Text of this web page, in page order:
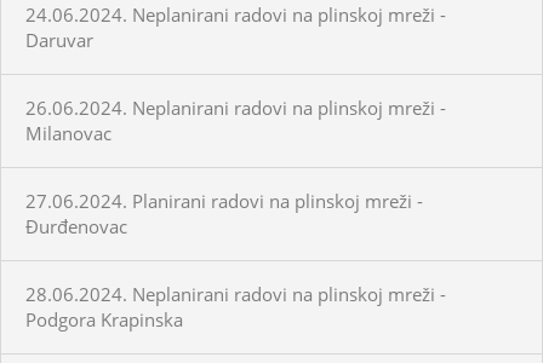
24.06.2024. Neplanirani radovi na plinskoj mreži -
Daruvar
26.06.2024. Neplanirani radovi na plinskoj mreži -
Milanovac
27.06.2024. Planirani radovi na plinskoj mreži -
Đurđenovac
28.06.2024. Neplanirani radovi na plinskoj mreži -
Podgora Krapinska